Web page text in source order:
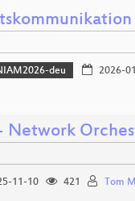
deu 2026-
Network
11-10 421 Tom